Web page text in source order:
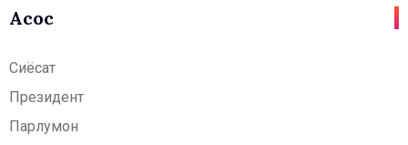
Асосӣ
Сиёсат
Президент
Парлумон